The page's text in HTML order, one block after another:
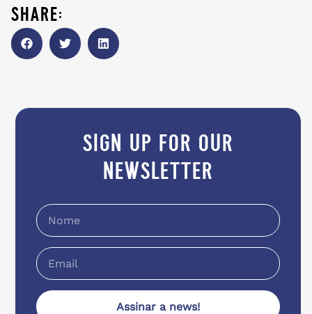
share:
sign up for our
newsletter
Assinar a news!